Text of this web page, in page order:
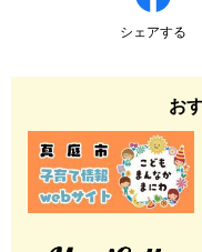
シェアする
お